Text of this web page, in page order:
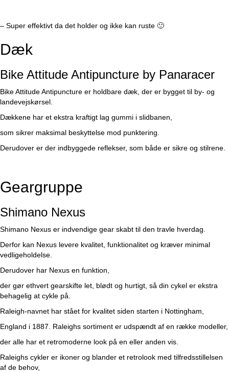
– Super effektivt da det holder og ikke kan ruste 🙂
Dæk
Bike Attitude Antipuncture by Panaracer
Bike Attitude Antipuncture er holdbare dæk, der er bygget til by- og
landevejskørsel.
Dækkene har et ekstra kraftigt lag gummi i slidbanen,
som sikrer maksimal beskyttelse mod punktering.
Derudover er der indbyggede reflekser, som både er sikre og stilrene.
Geargruppe
Shimano Nexus
Shimano Nexus er indvendige gear skabt til den travle hverdag.
Derfor kan Nexus levere kvalitet, funktionalitet og kræver minimal
vedligeholdelse.
Derudover har Nexus en funktion,
der gør ethvert gearskifte let, blødt og hurtigt, så din cykel er ekstra
behagelig at cykle på.
Raleigh-navnet har stået for kvalitet siden starten i Nottingham,
England i 1887. Raleighs sortiment er udspændt af en række modeller,
der alle har et retromoderne look på en eller anden vis.
Raleighs cykler er ikoner og blander et retrolook med tilfredsstillelsen
af de behov,